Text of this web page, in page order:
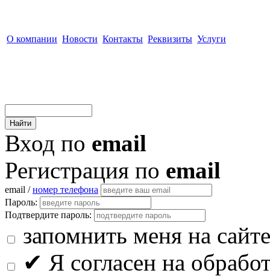
О компании Новости Контакты Реквизиты Услуги
Вход по email
Регистрация по email
email /номер телефона
Пароль:
Подтвердите пароль:
запомнить меня на сайте
✔ Я согласен на